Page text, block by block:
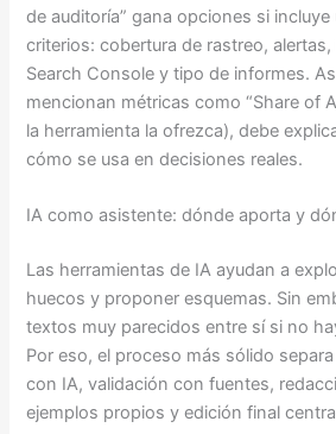
de auditoría” gana opciones si
criterios: cobertura de rastreo,
Search Console y tipo de informes.
mencionan métricas como “Share of
la herramienta la ofrezca), debe
cómo se usa en decisiones reales.
IA como asistente: dónde aporta y
Las herramientas de IA ayudan a
huecos y proponer esquemas. Sin
textos muy parecidos entre sí si no
Por eso, el proceso más sólido
con IA, validación con fuentes,
ejemplos propios y edición final